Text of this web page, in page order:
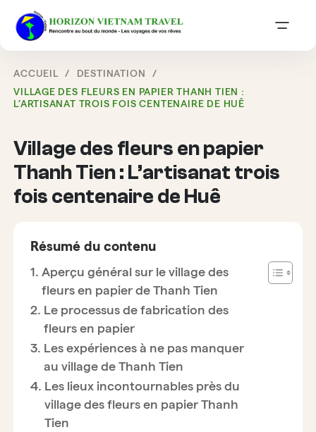
ACCUEIL
DESTINATION
VILLAGE DES FLEURS EN PAPIER THANH TIEN :
L’ARTISANAT TROIS FOIS CENTENAIRE DE HUÊ
Village des fleurs en papier
Thanh Tien : L’artisanat trois
fois centenaire de Huê
Résumé du contenu
Aperçu général sur le village des
fleurs en papier de Thanh Tien
Le processus de fabrication des
fleurs en papier
Les expériences à ne pas manquer
au village de Thanh Tien
Les lieux incontournables près du
village des fleurs en papier Thanh
Tien